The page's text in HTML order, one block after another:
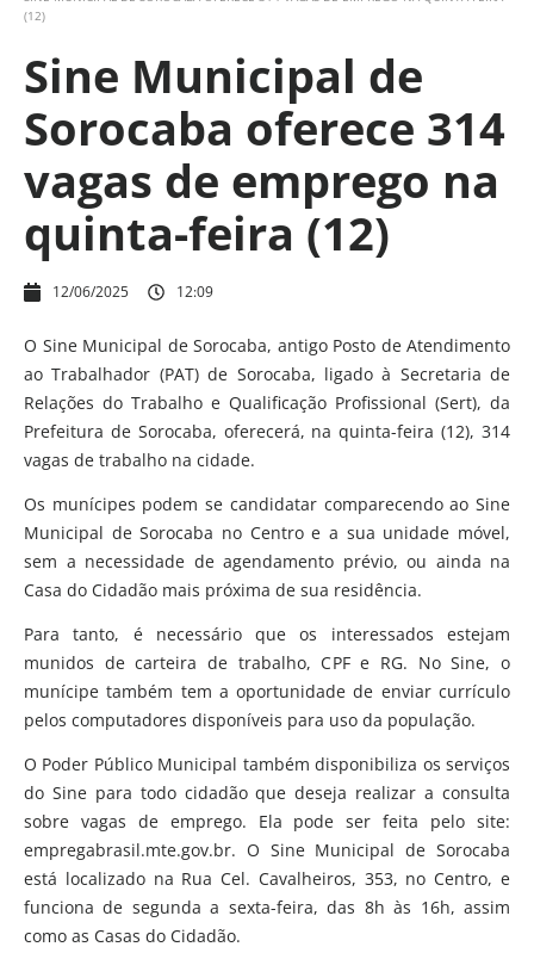
(12)
Sine Municipal de
Sorocaba oferece 314
vagas de emprego na
quinta-feira (12)
12/06/2025 12:09
O Sine Municipal de Sorocaba, antigo Posto de Atendimento
ao Trabalhador (PAT) de Sorocaba, ligado à Secretaria de
Relações do Trabalho e Qualificação Profissional (Sert), da
Prefeitura de Sorocaba, oferecerá, na quinta-feira (12), 314
vagas de trabalho na cidade.
Os munícipes podem se candidatar comparecendo ao Sine
Municipal de Sorocaba no Centro e a sua unidade móvel,
sem a necessidade de agendamento prévio, ou ainda na
Casa do Cidadão mais próxima de sua residência.
Para tanto, é necessário que os interessados estejam
munidos de carteira de trabalho, CPF e RG. No Sine, o
munícipe também tem a oportunidade de enviar currículo
pelos computadores disponíveis para uso da população.
O Poder Público Municipal também disponibiliza os serviços
do Sine para todo cidadão que deseja realizar a consulta
sobre vagas de emprego. Ela pode ser feita pelo site:
empregabrasil.mte.gov.br. O Sine Municipal de Sorocaba
está localizado na Rua Cel. Cavalheiros, 353, no Centro, e
funciona de segunda a sexta-feira, das 8h às 16h, assim
como as Casas do Cidadão.